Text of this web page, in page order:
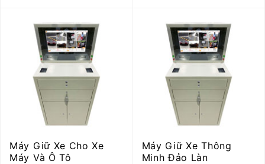
Máy Giữ Xe Cho Xe
Máy Và Ô Tô
Máy Giữ Xe Thông
Minh Đảo Làn